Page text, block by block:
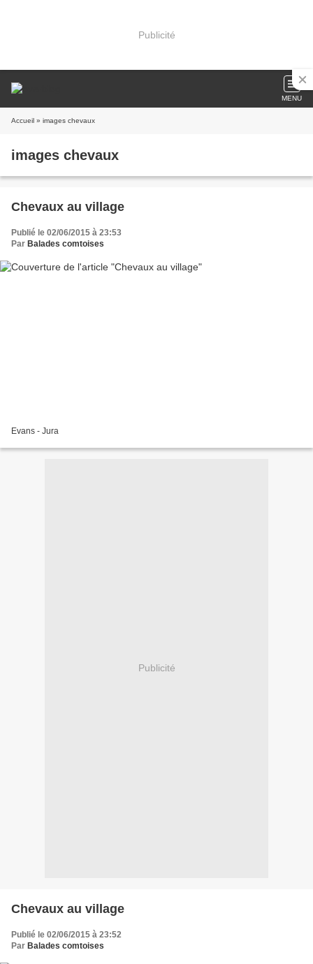
Publicité
MENU
Accueil » images chevaux
images chevaux
Chevaux au village
Publié le 02/06/2015 à 23:53
Par Balades comtoises
Evans - Jura
Publicité
Chevaux au village
Publié le 02/06/2015 à 23:52
Par Balades comtoises